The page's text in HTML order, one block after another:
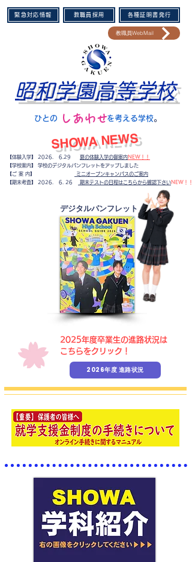
緊急対応情報 教職員採用 各種証明書発行
教職員WebMail
​SHOWA NEWS
【体験入学】 2026. 6.29 夏の体験入学の御案内 NEW！！
【学校案内】 学校のデジタルパンフレットをアップしました
【ご 案 内】
ミニオープンキャンパスのご案内
​【期末考査】
2026. 6. 26 期末テストの日程はこちらから確認下さいNEW！！
昭和学園高等学校
​ひとの を考える学校。​
​しあわせ
​デジタルパンフレット
​2025年度卒業生の進路状況は
こちらをクリック！
2026年度 進路状況